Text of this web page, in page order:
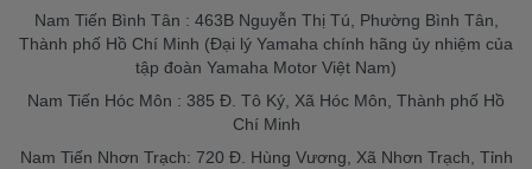
Nam Tiến Bình Tân : 463B Nguyễn Thị Tú, Phường Bình Tân,
Thành phố Hồ Chí Minh (Đại lý Yamaha chính hãng ủy nhiệm của
tập đoàn Yamaha Motor Việt Nam)
Nam Tiến Hóc Môn : 385 Đ. Tô Ký, Xã Hóc Môn, Thành phố Hồ
Chí Minh
Nam Tiến Nhơn Trạch: 720 Đ. Hùng Vương, Xã Nhơn Trạch, Tỉnh